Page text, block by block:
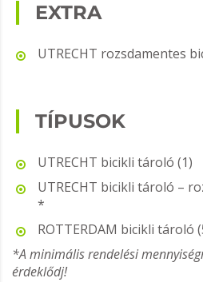
EXTRA
UTRECHT rozsdamentes
TÍPUSOK
UTRECHT bicikli tároló (1)
UTRECHT bicikli tároló –
*
ROTTERDAM bicikli tároló
*A minimális rendelési
érdeklődj!